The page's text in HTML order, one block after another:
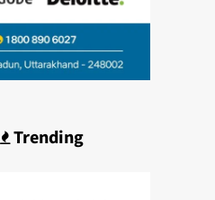
Trending